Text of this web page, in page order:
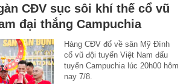
CĐV sục sôi khí thế cổ vũ
đại thắng Campuchia
Hàng CĐV đổ về sân Mỹ Đình
cổ vũ đội tuyển Việt Nam đấu
tuyển Campuchia lúc 20h00 hôm
nay 7/8.